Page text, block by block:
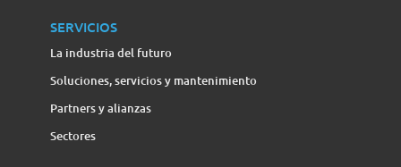
SERVICIOS
La industria del futuro
Soluciones, servicios y mantenimiento
Partners y alianzas
Sectores